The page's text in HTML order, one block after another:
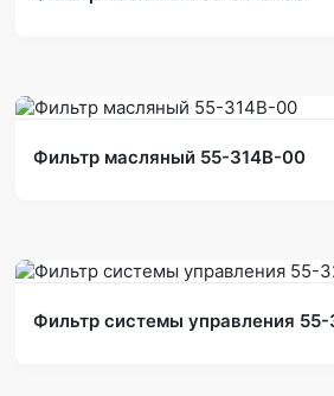
Фильтр масляный 55-314В-00
Фильтр системы управления